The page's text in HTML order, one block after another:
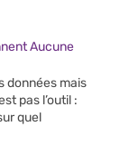
Aucune
données mais
pas l’outil :
quel